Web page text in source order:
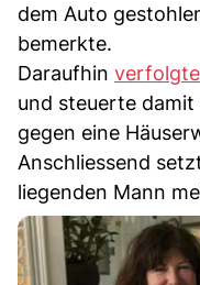
dem Auto
bemerkte.
Daraufhin
und steuerte
gegen eine
Anschliessend
liegenden Mann